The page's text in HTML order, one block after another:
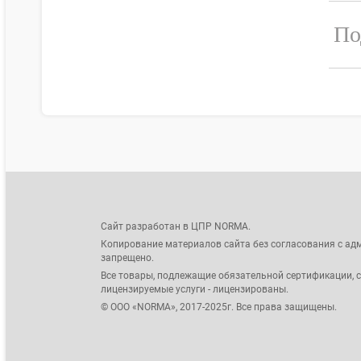
Сайт разработан в ЦПР NORMA.
Копирование материалов сайта без согласования с
запрещено.
Все товары, подлежащие обязательной сертификации,
лицензируемые услуги - лицензированы.
© ООО «NORMA», 2017-2025г. Все права защищены.